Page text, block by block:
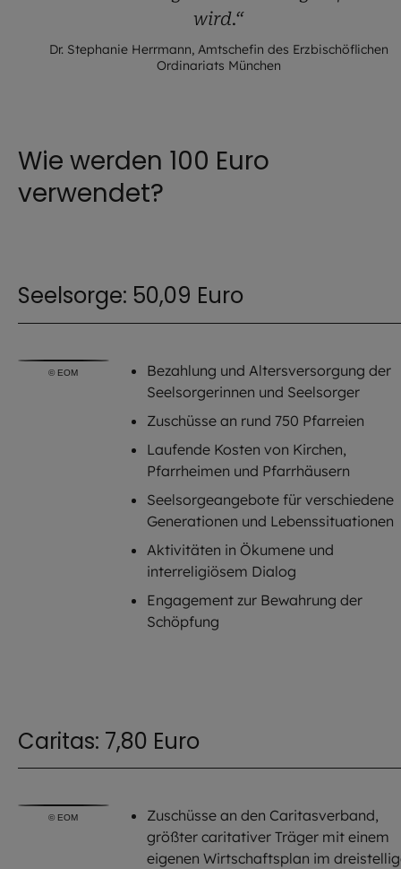
wird.“
Dr. Stephanie Herrmann, Amtschefin des Erzbischöflichen
Ordinariats München
Wie werden 100 Euro
verwendet?
Seelsorge: 50,09 Euro
© EOM
Bezahlung und Altersversorgung der
Seelsorgerinnen und Seelsorger
Zuschüsse an rund 750 Pfarreien
Laufende Kosten von Kirchen,
Pfarrheimen und Pfarrhäusern
Seelsorgeangebote für verschiedene
Generationen und Lebenssituationen
Aktivitäten in Ökumene und
interreligiösem Dialog
Engagement zur Bewahrung der
Schöpfung
Caritas: 7,80 Euro
© EOM
Zuschüsse an den Caritasverband,
größter caritativer Träger mit einem
eigenen Wirtschaftsplan im